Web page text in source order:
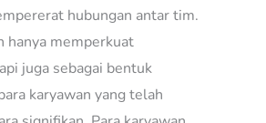
hubungan antar tim.
hanya memperkuat
juga sebagai bentuk
karyawan yang telah